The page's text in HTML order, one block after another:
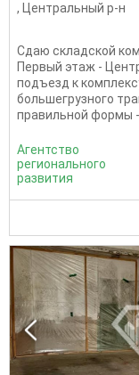
,
Центральный р-н
Сдаю складской
Первый этаж -
подъезд к
большегрузного
правильной формы
Агентство
регионального
развития